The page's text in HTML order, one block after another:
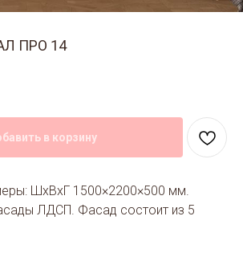
ПРО 14
в корзину
ШхВхГ 1500×2200×500 мм.
ЛДСП. Фасад состоит из 5